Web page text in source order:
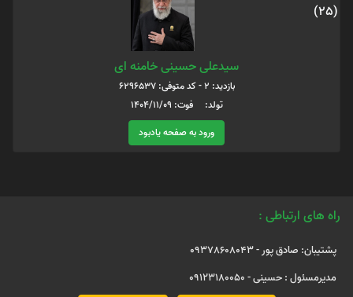
(25)
سیدعلی حسینی خامنه ای
بازدید: 2 - کد متوفی: 6296537
تولد: فوت: 1404/11/09
ورود به صفحه یادبود
راه های ارتباطی :
پشتیبان: صادق پور - 09378608043
مدیرمسئول : حسینی - 09123180050